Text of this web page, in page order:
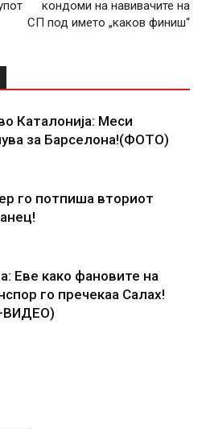
кондоми на навивачите на
СП под името „каков финиш“
Каталонија: Меси
за Барселона!(ФОТО)
го потпиша вториот
Еве како фановите на
го пречекаа Салах!